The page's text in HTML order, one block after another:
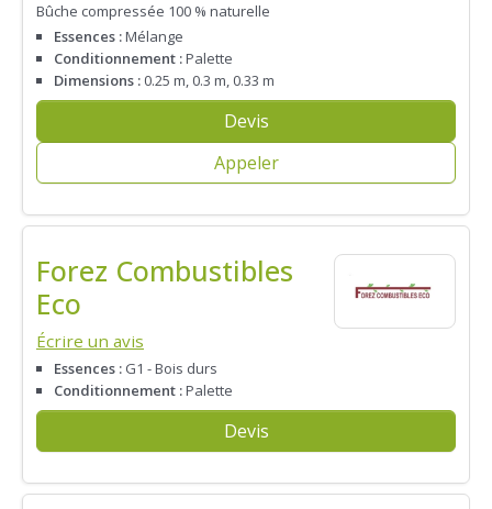
Bûche compressée 100 % naturelle
Essences :Mélange
Conditionnement :Palette
Dimensions : 0.25 m, 0.3 m, 0.33 m
Devis
Appeler
Forez Combustibles
Eco
Écrire un avis
Essences : G1 - Bois durs
Conditionnement :Palette
Devis